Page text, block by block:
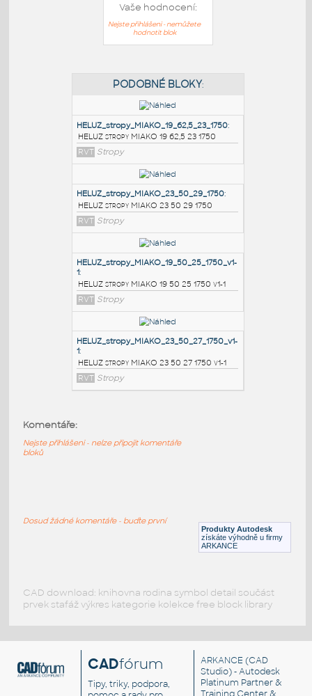
Vaše hodnocení:
Nejste přihlášeni - nemůžete
hodnotit blok
PODOBNÉ BLOKY
HELUZ_stropy_MIAKO_19_62,5_23_1750
HELUZ stropy MIAKO 19 62,5 23 1750
HELUZ_stropy_MIAKO_23_50_29_1750
HELUZ stropy MIAKO 23 50 29 1750
RVT Stropy
HELUZ stropy MIAKO 23 50 27 1750 v1-1
Produkty Autodesk
získáte výhodně u firmy
ARKANCE
Komentáře:
Nejste přihlášeni - nelze připojit komentáře
bloků
Dosud žádné komentáře - buďte první
CAD download: knihovna rodina symbol detail součást
prvek stafáž výkres kategorie kolekce free block library
CADfórum
Tipy, triky, podpora,
ARKANCE (CAD
Studio) - Autodesk
Platinum Partner &